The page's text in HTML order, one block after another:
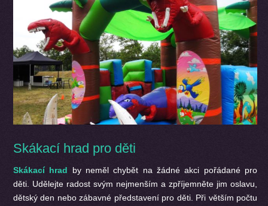
Skákací hrad pro děti
Skákací hrad by neměl chybět na žádné akci pořádané pro
děti. Udělejte radost svým nejmenším a zpříjemněte jim oslavu,
dětský den nebo zábavné představení pro děti. Při větším počtu